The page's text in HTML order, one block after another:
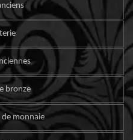
bronze
de monnaie